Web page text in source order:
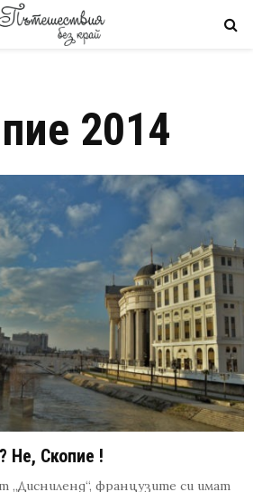
2014
Не, Скопие !
„Дисниленд“, французите си имат